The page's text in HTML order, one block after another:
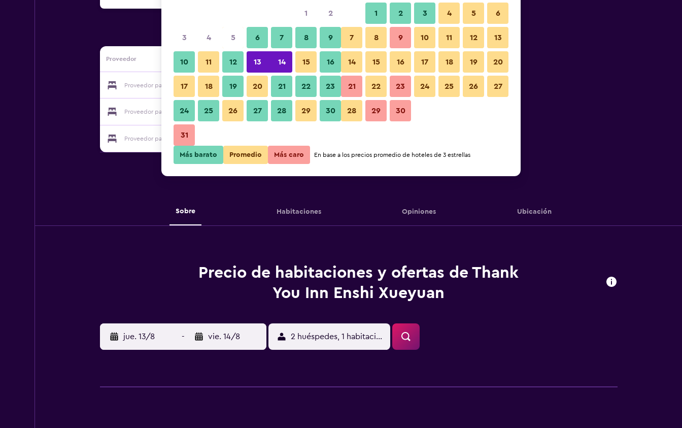
Proveedor
Proveedor para Thank You Inn Enshi Xueyuan Ver precios
Proveedor para Thank You Inn Enshi Xueyuan Ver precios
Proveedor para Thank You Inn Enshi Xueyuan
Sobre Habitaciones Opiniones Ubicación
Precio de habitaciones y ofertas de Thank
You Inn Enshi Xueyuan
jue. 13/8 - vie. 14/8 2 huéspedes, 1 habitación
1 2
3 4 5 6 7 8 9
10 11 12 13 14 15 16
17 18 19 20 21 22 23
24 25 26 27 28 29 30
31
1 2 3 4 5 6
7 8 9 10 11 12 13
14 15 16 17 18 19 20
21 22 23 24 25 26 27
28 29 30
Más barato Promedio Más caro En base a los precios promedio de hoteles de 3 estrellas